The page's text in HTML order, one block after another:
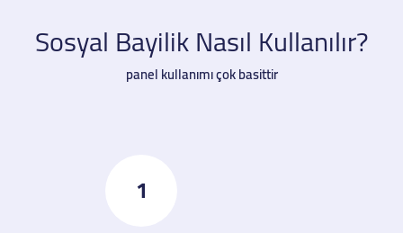
Sosyal Bayilik Nasıl Kullanılır?
panel kullanımı çok basittir
1